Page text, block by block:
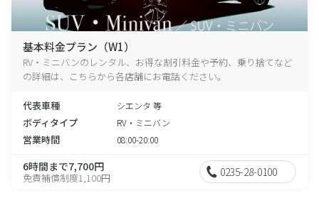
基本料金プラン（W1）
RV・ミニバンのレンタル、お得な割引料金や予約、乗り捨てなど
の詳細は、こちらから各店舗にお電話ください。
代表車種 シエンタ 等
ボディタイプ RV・ミニバン
営業時間 08:00-20:00
6時間まで7,700円
免責補償制度1,100円 0235-28-0100